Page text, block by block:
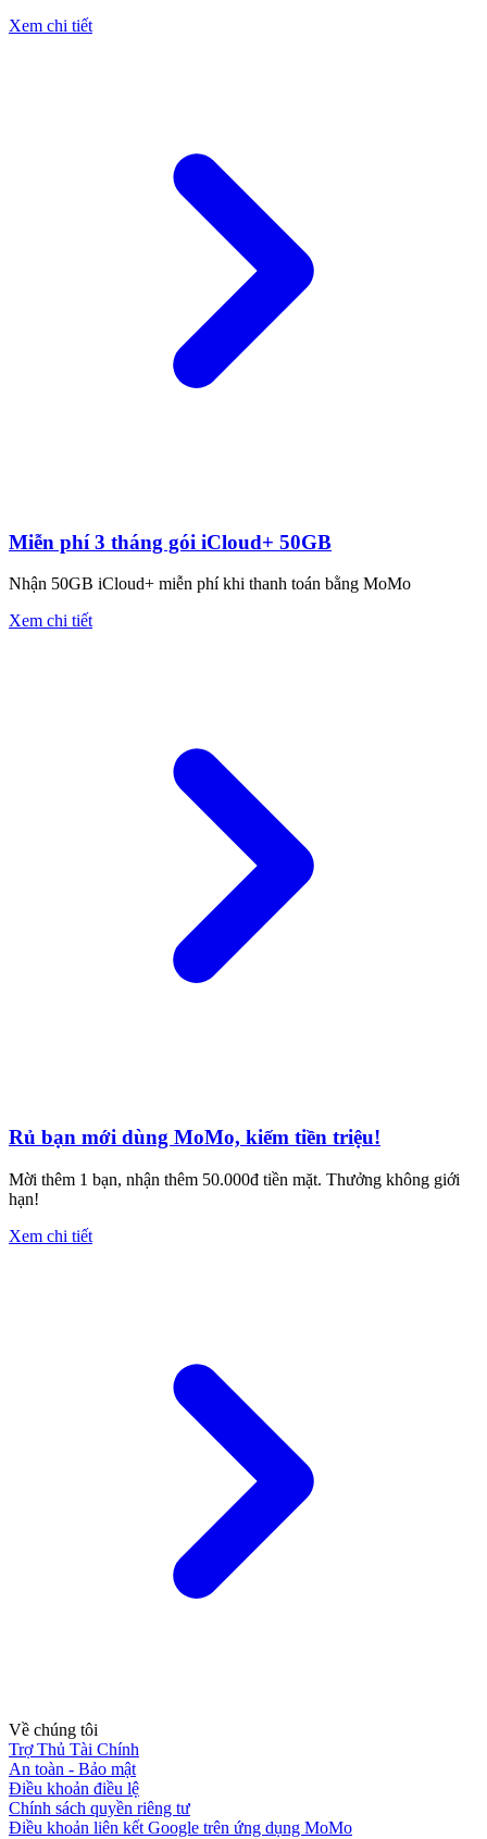
Xem chi tiết
Miễn phí 3 tháng gói iCloud+ 50GB
Nhận 50GB iCloud+ miễn phí khi thanh toán bằng MoMo
Xem chi tiết
Rủ bạn mới dùng MoMo, kiếm tiền triệu!
Mời thêm 1 bạn, nhận thêm 50.000đ tiền mặt. Thưởng không giới
hạn!
Xem chi tiết
Về chúng tôi
Trợ Thủ Tài Chính
An toàn - Bảo mật
Điều khoản điều lệ
Chính sách quyền riêng tư
Điều khoản liên kết Google trên ứng dụng MoMo